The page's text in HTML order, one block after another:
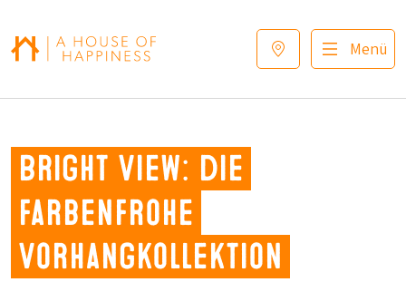
Menü
Bright View: die
farbenfrohe
Vorhangkollektion